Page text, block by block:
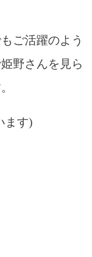
ご活躍のよう
野さんを見ら
ます)